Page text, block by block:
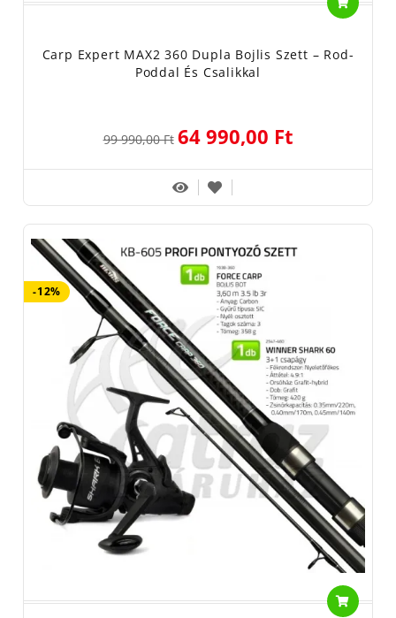
Carp Expert MAX2 360 Dupla Bojlis Szett – Rod-
Poddal És Csalikkal
99 990,00 Ft 64 990,00 Ft
-12%